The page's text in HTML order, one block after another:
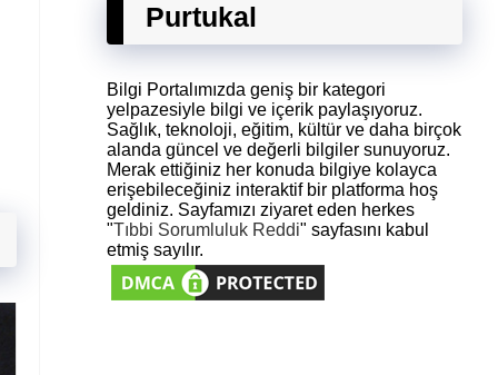
Purtukal
Bilgi Portalımızda geniş bir kategori
yelpazesiyle bilgi ve içerik paylaşıyoruz.
Sağlık, teknoloji, eğitim, kültür ve daha birçok
alanda güncel ve değerli bilgiler sunuyoruz.
Merak ettiğiniz her konuda bilgiye kolayca
erişebileceğiniz interaktif bir platforma hoş
geldiniz. Sayfamızı ziyaret eden herkes
"Tıbbi Sorumluluk Reddi" sayfasını kabul
etmiş sayılır.